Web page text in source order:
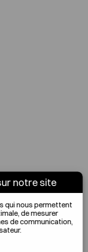
notre site
qui nous permettent
de mesurer
de communication,